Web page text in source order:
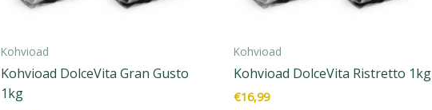
Kohvioad
Kohvioad DolceVita Gran Gusto
1kg
Kohvioad
Kohvioad DolceVita Ristretto 1kg
€16,99